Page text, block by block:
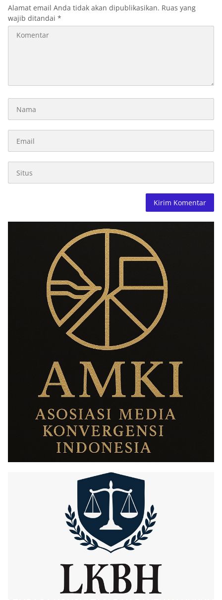
Alamat email Anda tidak akan dipublikasikan. Ruas yang
wajib ditandai *